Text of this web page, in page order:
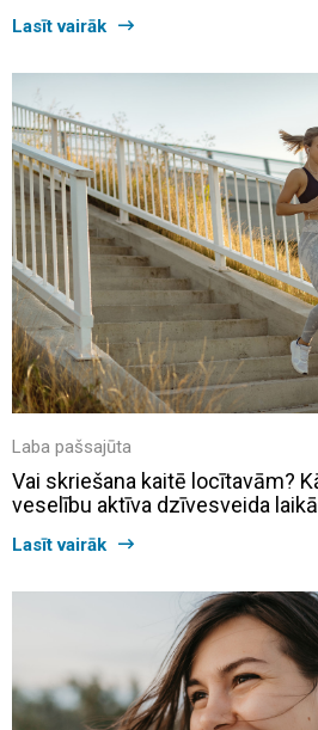
Lasīt vairāk
Laba pašsajūta
Vai skriešana kaitē locītavām?
veselību aktīva dzīvesveida laikā
Lasīt vairāk